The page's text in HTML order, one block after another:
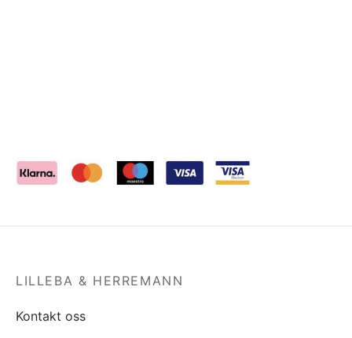
LILLEBA & HERREMANN
Kontakt oss